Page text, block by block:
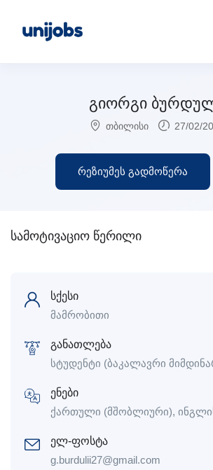
გიორგი
თბილისი 27/02/
რეზიუმეს გადმოწერა
სამოტივაციო წერილი
სქესი
მამრობითი
განათლება
სტუდენტი (ბაკალავრი
ენები
ქართული (მშობლიური),
ელ-ფოსტა
g.burdulii27@gmail.com